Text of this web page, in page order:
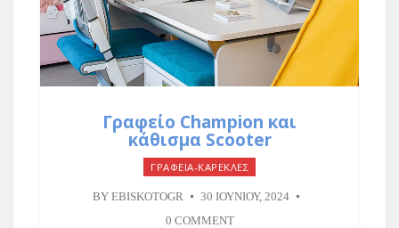
Γραφείο Champion και
κάθισμα Scooter
ΓΡΑΦΕΙΑ-ΚΑΡΕΚΛΕΣ
BY EBISKOTOGR
30 ΙΟΥΝΊΟΥ, 2024
0 COMMENT